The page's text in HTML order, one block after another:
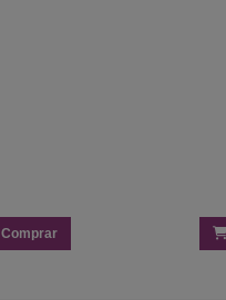
Comprar